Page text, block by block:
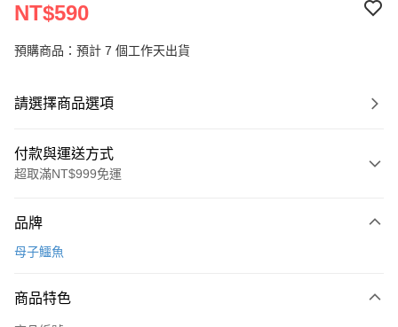
NT$590
預購商品：預計 7 個工作天出貨
請選擇商品選項
付款與運送方式
超取滿NT$999免運
信用卡一次付款
LINE Pay
品牌
母子鱷魚
商品特色